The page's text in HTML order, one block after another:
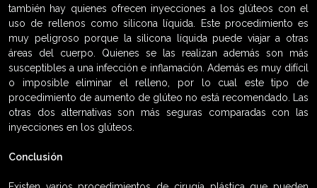
también hay quienes ofrecen inyecciones a los glúteos con el
uso de rellenos como silicona líquida. Este procedimiento es
muy peligroso porque la silicona líquida puede viajar a otras
áreas del cuerpo. Quienes se las realizan además son más
susceptibles a una infección e inflamación. Además es muy difícil
o imposible eliminar el relleno, por lo cual este tipo de
procedimiento de aumento de glúteo no está recomendado. Las
otras dos alternativas son más seguras comparadas con las
inyecciones en los glúteos.
Conclusión